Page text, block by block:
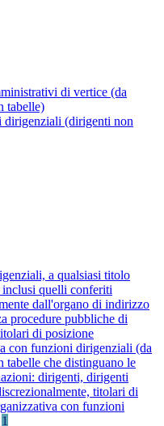
di vertice (da
tabelle)
(dirigenti non
a qualsiasi titolo
quelli conferiti
dall'organo di indirizzo
procedure pubbliche di
di posizione
con funzioni dirigenziali (da
tabelle che distinguano le
dirigenti, dirigenti
titolari di
con funzioni
1